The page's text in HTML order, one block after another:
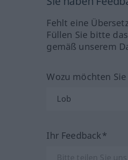
Fehlt eine
Füllen Sie bitte
gemäß unserem
Wozu möchten
Ihr Feedback*